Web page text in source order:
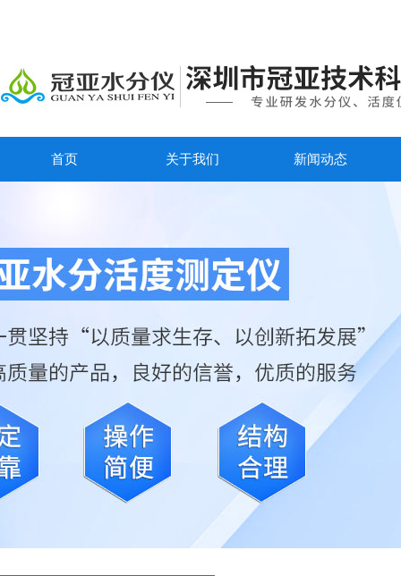
首页 关于我们 新闻动态